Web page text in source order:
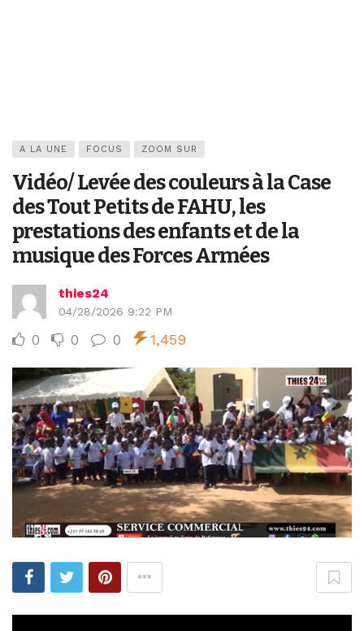
A LA UNE FOCUS ZOOM SUR
Vidéo/ Levée des couleurs à la Case
des Tout Petits de FAHU, les
prestations des enfants et de la
musique des Forces Armées
thies24
04/28/2026 9:22 PM
0 0 0 1,459